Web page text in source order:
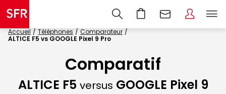
Accueil Téléphones
Comparateur
ALTICE F5 vs GOOGLE Pixel 9 Pro
Comparatif
ALTICE F5 versus GOOGLE Pixel 9